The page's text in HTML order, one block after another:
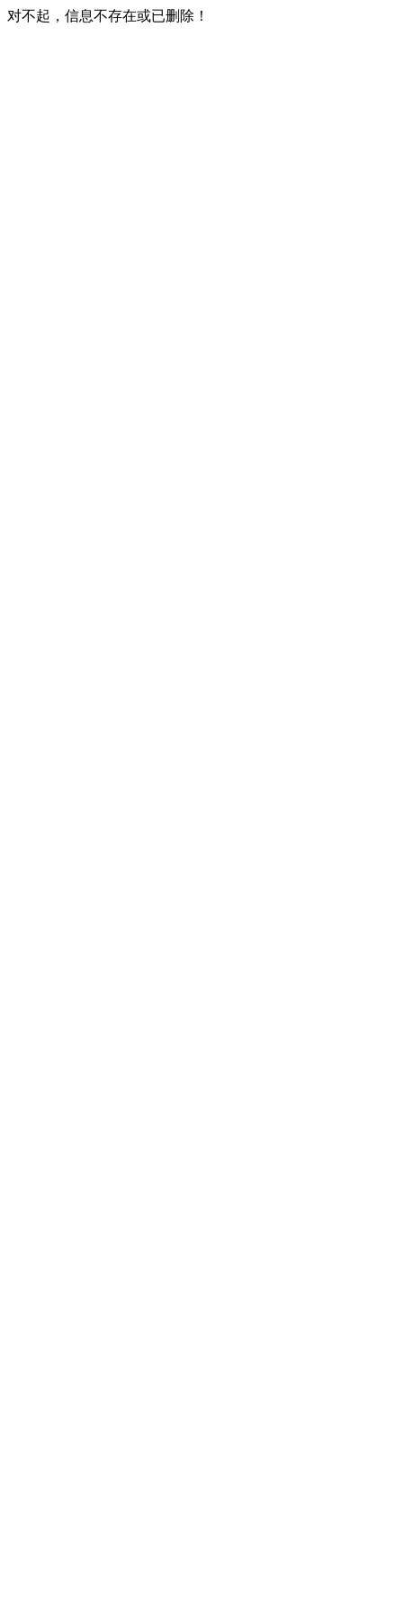
对不起，信息不存在或已删除！